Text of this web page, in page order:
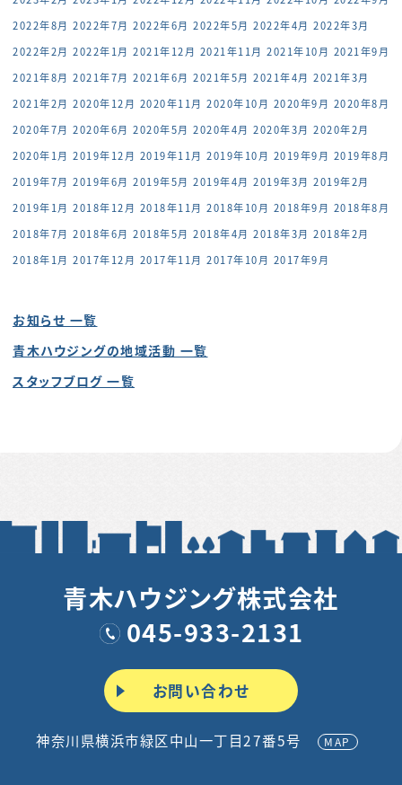
2022年8月 2022年7月 2022年6月 2022年5月 2022年4月 2022年3月
2022年2月 2022年1月 2021年12月 2021年11月 2021年10月 2021年9月
2021年8月 2021年7月 2021年6月 2021年5月 2021年4月 2021年3月
2021年2月 2020年12月 2020年11月 2020年10月 2020年9月 2020年8月
2020年7月 2020年6月 2020年5月 2020年4月 2020年3月 2020年2月
2020年1月 2019年12月 2019年11月 2019年10月 2019年9月 2019年8月
2019年7月 2019年6月 2019年5月 2019年4月 2019年3月 2019年2月
2019年1月 2018年12月 2018年11月 2018年10月 2018年9月 2018年8月
2018年7月 2018年6月 2018年5月 2018年4月 2018年3月 2018年2月
2018年1月 2017年12月 2017年11月 2017年10月 2017年9月
お知らせ 一覧
青木ハウジングの地域活動 一覧
スタッフブログ 一覧
青木ハウジング株式会社
045-933-2131
お問い合わせ
神奈川県横浜市緑区中山一丁目27番5号 MAP